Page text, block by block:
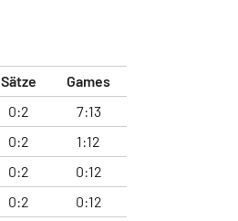
Sätze Games
0:2 7:13
0:2 1:12
0:2
0:12
0:2
0:12